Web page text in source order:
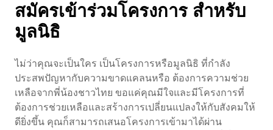
สมัครเข้าร่วมโครงการ สำหรับ
มูลนิธิ
ไม่ว่าคุณจะเป็นใคร เป็นโครงการหรือมูลนิธิ ที่กำลัง
ประสพปัญหากับความขาดแคลนหรือ ต้องการความช่วย
เหลือจากพี่น้องชาวไทย ขอแค่คุณมีใจและมีโครงการที่
ต้องการช่วยเหลือและสร้างการเปลี่ยนแปลงให้กับสังคมให้
ดียิ่งขึ้น คุณก็สามารถเสนอโครงการเข้ามาได้ผ่าน